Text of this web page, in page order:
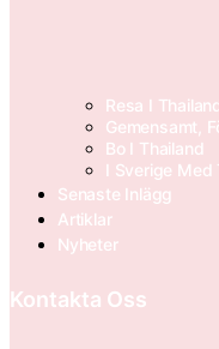
Resa I Thailand
Gemensamt,
Bo I Thailand
I Sverige Med
Senaste Inlägg
Artiklar
Nyheter
Kontakta Oss